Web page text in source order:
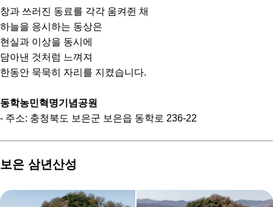
창과 쓰러진 동료를 각각 움켜쥔 채
하늘을 응시하는 동상은
현실과 이상을 동시에
담아낸 것처럼 느껴져
한동안 묵묵히 자리를 지켰습니다.
동학농민혁명기념공원
- 주소: 충청북도 보은군 보은읍 동학로 236-22
보은 삼년산성